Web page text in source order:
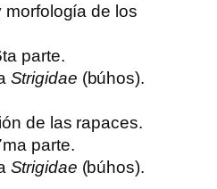
morfología de los
parte.
Strigidae (búhos).
de las rapaces.
parte.
Strigidae (búhos).